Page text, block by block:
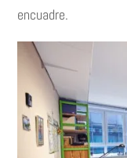
encuadre.